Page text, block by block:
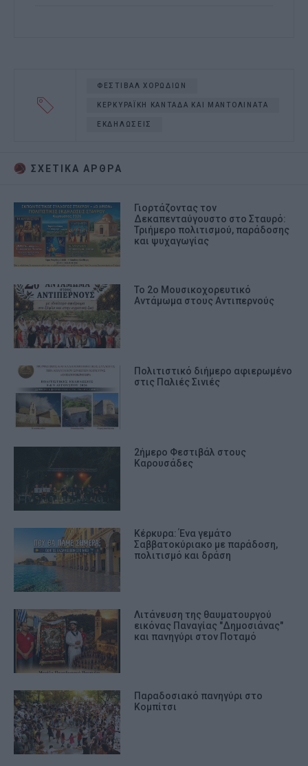
ΦΕΣΤΙΒΑΛ ΧΟΡΩΔΙΩΝ
ΚΕΡΚΥΡΑΪΚΗ ΚΑΝΤΑΔΑ ΚΑΙ ΜΑΝΤΟΛΙΝΑΤΑ
ΕΚΔΗΛΩΣΕΙΣ
ΣΧΕΤΙΚA AΡΘΡΑ
Γιορτάζοντας τον
Δεκαπενταύγουστο στο Σταυρό:
Τριήμερο πολιτισμού, παράδοσης
και ψυχαγωγίας
Το 2ο Μουσικοχορευτικό
Αντάμωμα στους Αντιπερνούς
Πολιτιστικό διήμερο αφιερωμένο
στις Παλιές Σινιές
2ήμερο Φεστιβάλ στους
Καρουσάδες
Κέρκυρα: Ένα γεμάτο
Σαββατοκύριακο με παράδοση,
πολιτισμό και δράση
Λιτάνευση της θαυματουργού
εικόνας Παναγίας "Δημοσιάνας"
και πανηγύρι στον Ποταμό
Παραδοσιακό πανηγύρι στο
Κομπίτσι